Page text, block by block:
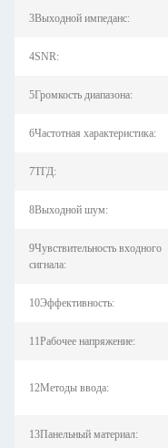
3Выходной импеданс:
4SNR:
5Громкость диапазона:
6Частотная характеристика:
7ТГД:
8Выходной шум:
9Чувствительность входного
сигнала:
10Эффективность:
11Рабочее напряжение:
12Методы ввода:
13Панельный материал: